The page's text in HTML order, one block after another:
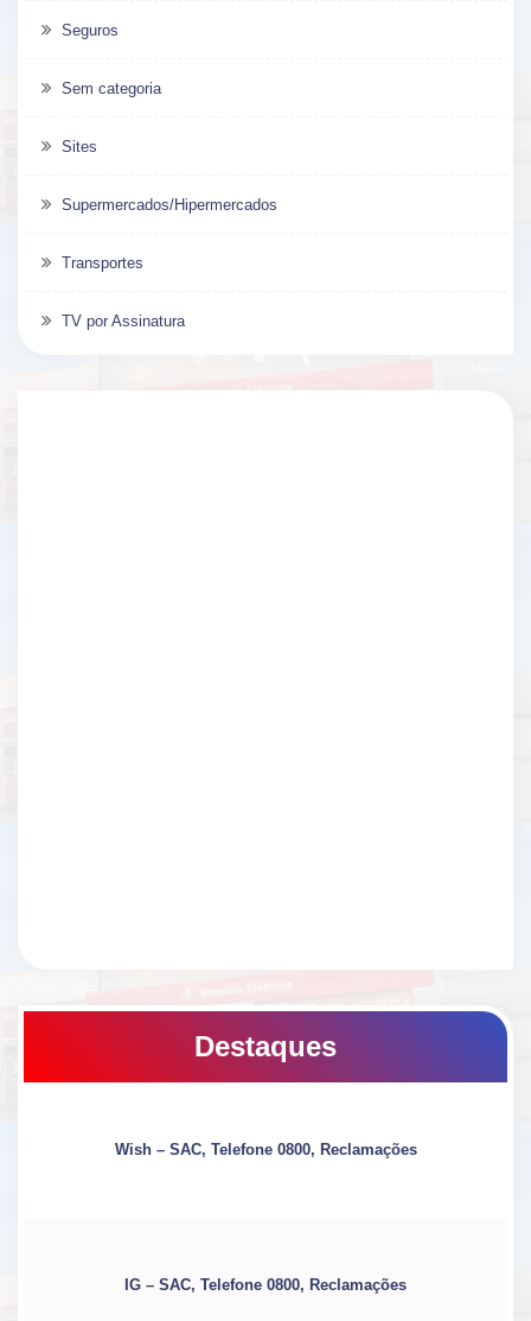
Seguros
Sem categoria
Sites
Supermercados/Hipermercados
Transportes
TV por Assinatura
Destaques
Wish – SAC, Telefone 0800, Reclamações
IG – SAC, Telefone 0800, Reclamações